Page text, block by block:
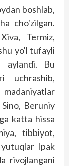
boshlab,
cho'zilgan.
Termiz,
yo'l tufayli
aylandi. Bu
uchrashib,
Beruniy
katta hissa
tibbiyot,
Ipak
rivojlangani